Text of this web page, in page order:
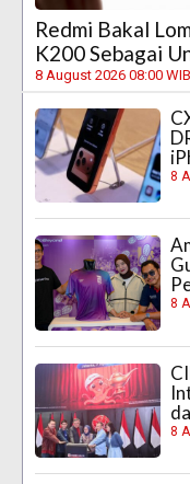
Redmi Bakal
K200 Sebagai
8 August 2026 08:00 WIB
8
8
8